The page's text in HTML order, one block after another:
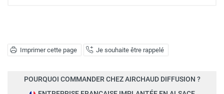
Imprimer cette page Je souhaite être rappelé
POURQUOI COMMANDER CHEZ AIRCHAUD DIFFUSION ?